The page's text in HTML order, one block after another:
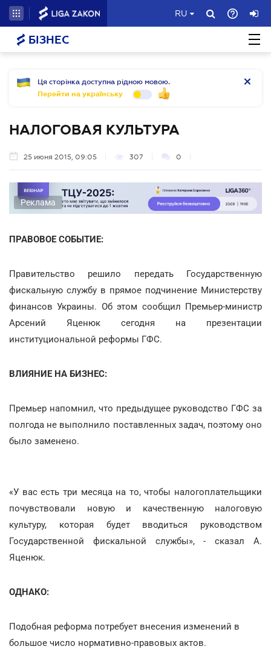
RU
БІЗНЕС
Ця сторінка доступна рідною мовою.
Перейти на українську
НАЛОГОВАЯ КУЛЬТУРА
25 июня 2015, 09:05 307 0
Реклама
ПРАВОВОЕ СОБЫТИЕ:
Правительство решило передать Государственную
фискальную службу в прямое подчинение Министерству
финансов Украины. Об этом сообщил Премьер-министр
Арсений Яценюк сегодня на презентации
институциональной реформы ГФС.
ВЛИЯНИЕ НА БИЗНЕС:
Премьер напомнил, что предыдущее руководство ГФС за
полгода не выполнило поставленных задач, поэтому оно
было заменено.
«У вас есть три месяца на то, чтобы налогоплательщики
почувствовали новую и качественную налоговую
культуру, которая будет вводиться руководством
Государственной фискальной службы», - сказал А.
Яценюк.
ОДНАКО:
Подобная реформа потребует внесения изменений в
большое число нормативно-правовых актов.